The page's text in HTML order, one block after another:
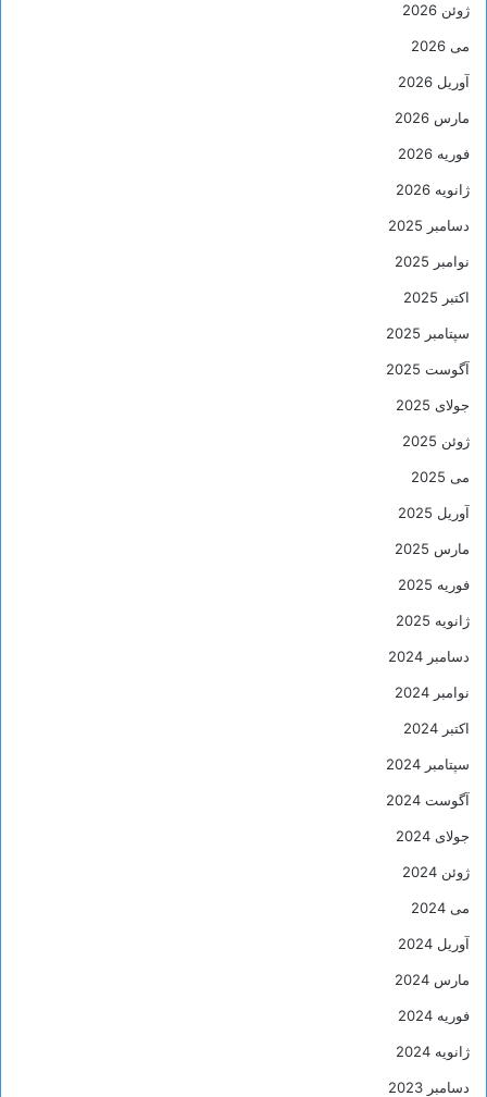
ژوئن 2026
می 2026
آوریل 2026
مارس 2026
فوریه 2026
ژانویه 2026
دسامبر 2025
نوامبر 2025
اکتبر 2025
سپتامبر 2025
آگوست 2025
جولای 2025
ژوئن 2025
می 2025
آوریل 2025
مارس 2025
فوریه 2025
ژانویه 2025
دسامبر 2024
نوامبر 2024
اکتبر 2024
سپتامبر 2024
آگوست 2024
جولای 2024
ژوئن 2024
می 2024
آوریل 2024
مارس 2024
فوریه 2024
ژانویه 2024
دسامبر 2023